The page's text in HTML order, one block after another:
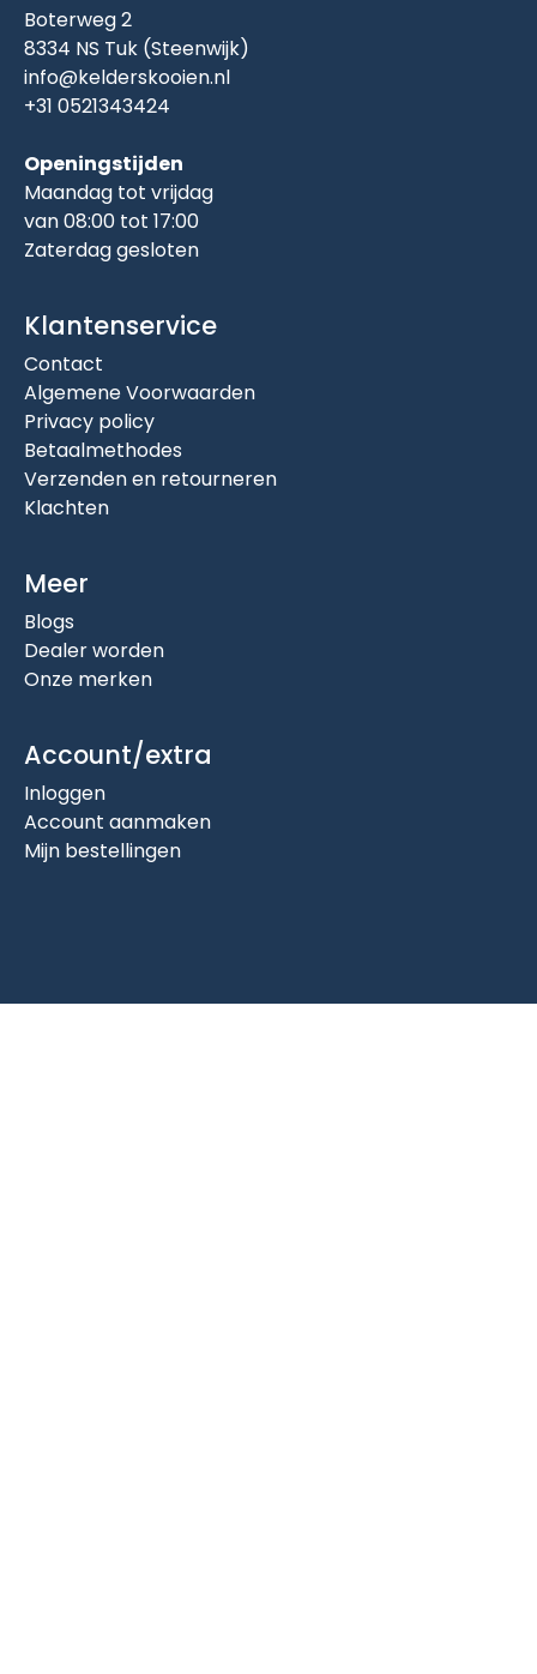
Boterweg 2
8334 NS Tuk (Steenwijk)
info@kelderskooien.nl
+31 0521343424
Openingstijden
Maandag tot vrijdag
van 08:00 tot 17:00
Zaterdag gesloten
Klantenservice
Contact
Algemene Voorwaarden
Privacy policy
Betaalmethodes
Verzenden en retourneren
Klachten
Meer
Blogs
Dealer worden
Onze merken
Account/extra
Inloggen
Account aanmaken
Mijn bestellingen